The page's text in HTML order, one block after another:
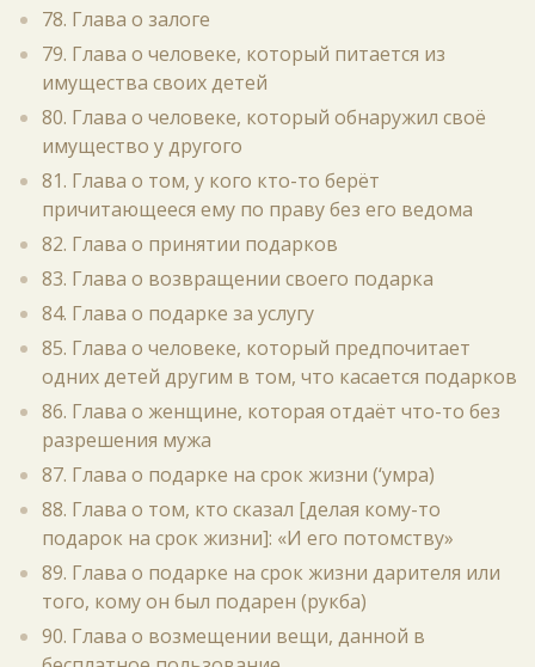
78. Глава о залоге
79. Глава о человеке, который питается из
имущества своих детей
80. Глава о человеке, который обнаружил своё
имущество у другого
81. Глава о том, у кого кто-то берёт
причитающееся ему по праву без его ведома
82. Глава о принятии подарков
83. Глава о возвращении своего подарка
84. Глава о подарке за услугу
85. Глава о человеке, который предпочитает
одних детей другим в том, что касается подарков
86. Глава о женщине, которая отдаёт что-то без
разрешения мужа
87. Глава о подарке на срок жизни (‘умра)
88. Глава о том, кто сказал [делая кому-то
подарок на срок жизни]: «И его потомству»
89. Глава о подарке на срок жизни дарителя или
того, кому он был подарен (рукба)
90. Глава о возмещении вещи, данной в